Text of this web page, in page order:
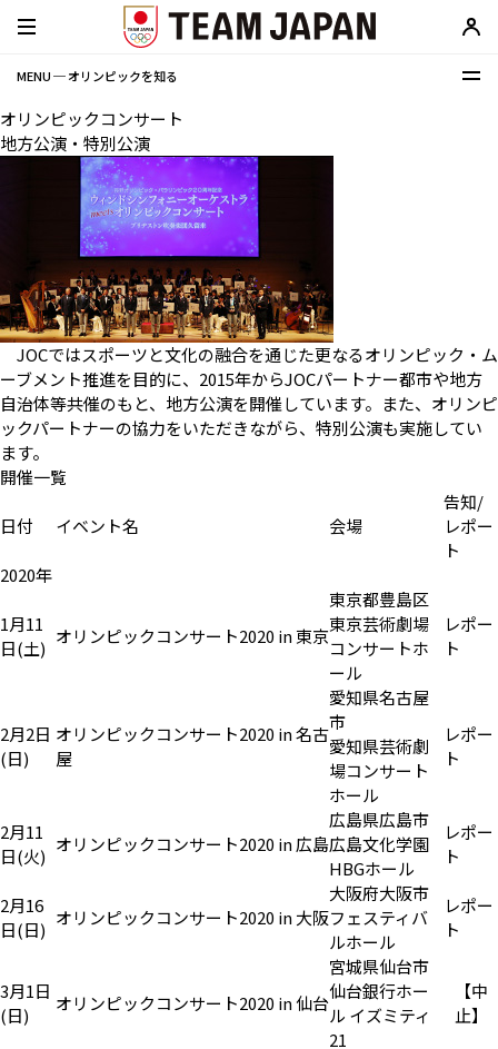
MENU ─ オリンピックを知る
オリンピックコンサート
地方公演・特別公演
JOCではスポーツと文化の融合を通じた更なるオリンピック・ム
ーブメント推進を目的に、2015年からJOCパートナー都市や地方
自治体等共催のもと、地方公演を開催しています。また、オリンピ
ックパートナーの協力をいただきながら、特別公演も実施してい
ます。
開催一覧
日付 イベント名 会場
告知/
レポー
ト
2020年
1月11
日(土)
オリンピックコンサート2020 in 東京
東京都豊島区
東京芸術劇場
コンサートホ
ール
レポー
ト
2月2日
(日)
オリンピックコンサート2020 in 名古
屋
愛知県名古屋
市
愛知県芸術劇
場コンサート
ホール
レポー
ト
2月11
日(火)
オリンピックコンサート2020 in 広島
広島県広島市
広島文化学園
HBGホール
レポー
ト
2月16
日(日)
オリンピックコンサート2020 in 大阪
大阪府大阪市
フェスティバ
ルホール
レポー
ト
3月1日
(日)
オリンピックコンサート2020 in 仙台
宮城県仙台市
仙台銀行ホー
ル イズミティ
21
【中
止】